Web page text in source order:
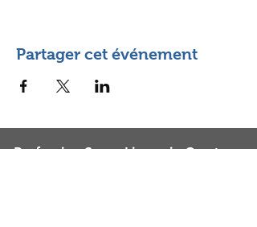
Partager cet événement
Profession Sport Limousin Corrèze -